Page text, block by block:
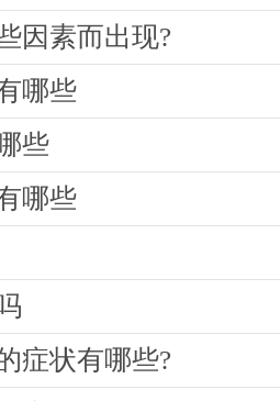
因素而出现?
哪些
些
哪些
症状有哪些?